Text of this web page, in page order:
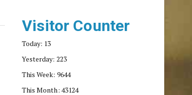
Visitor Counter
Today: 13
Yesterday: 223
This Week: 9644
This Month: 43124